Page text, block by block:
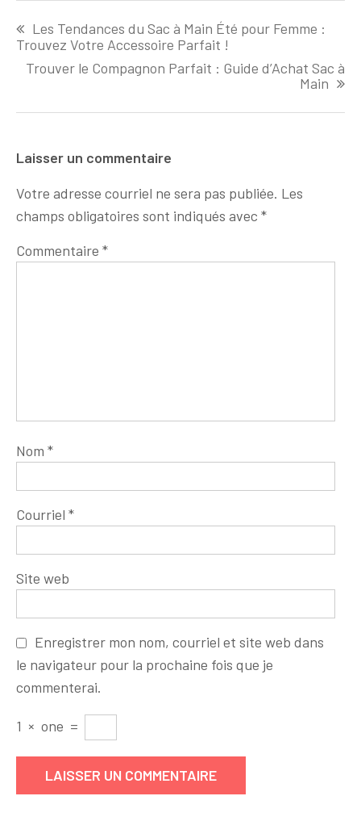
de
l'article
Les Tendances du Sac à Main Été pour Femme :
Trouvez Votre Accessoire Parfait !
Trouver le Compagnon Parfait : Guide d’Achat Sac à
Main
Laisser un commentaire
Votre adresse courriel ne sera pas publiée. Les
champs obligatoires sont indiqués avec *
Commentaire *
Nom *
Courriel *
Site web
Enregistrer mon nom, courriel et site web dans
le navigateur pour la prochaine fois que je
commenterai.
1 × one =